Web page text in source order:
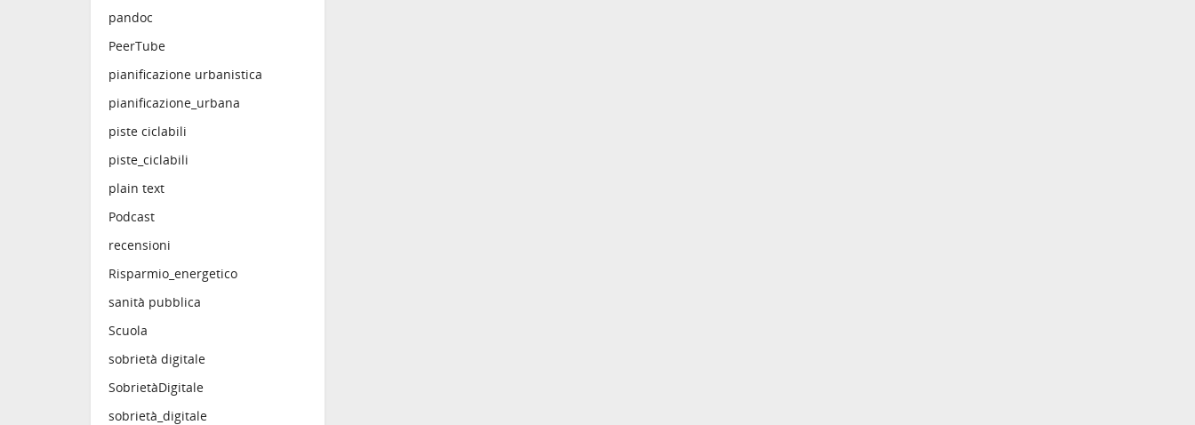
pandoc
PeerTube
pianificazione urbanistica
pianificazione_urbana
piste ciclabili
piste_ciclabili
plain text
Podcast
recensioni
Risparmio_energetico
sanità pubblica
Scuola
sobrietà digitale
SobrietàDigitale
sobrietà_digitale